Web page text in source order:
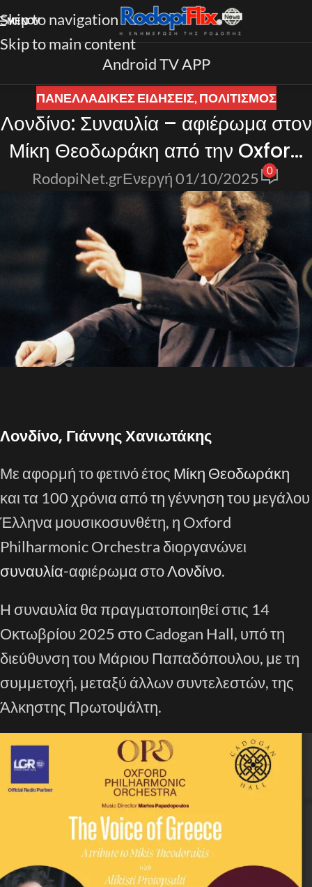
Skip to navigation
Skip to main content
ΜΕΝΟΎ
Android TV APP
ΠΑΝΕΛΛΑΔΙΚΈΣ ΕΙΔΉΣΕΙΣ,ΠΟΛΙΤΙΣΜΟΣ
Λονδίνο: Συναυλία – αφιέρωμα στον
Μίκη Θεοδωράκη από την Oxford
Philharmonic Orchestra
RodopiNet.grΕνεργή 01/10/2025 0
Λονδίνο, Γιάννης Χανιωτάκης
Με αφορμή το φετινό έτος Μίκη Θεοδωράκη
και τα 100 χρόνια από τη γέννηση του μεγάλου
Έλληνα μουσικοσυνθέτη, η Oxford
Philharmonic Orchestra διοργανώνει
συναυλία-αφιέρωμα στοΛονδίνο.
Η συναυλία θα πραγματοποιηθεί στις 14
Οκτωβρίου 2025 στο Cadogan Hall, υπό τη
διεύθυνση του Μάριου Παπαδόπουλου, με τη
συμμετοχή, μεταξύ άλλων συντελεστών, της
Άλκηστης Πρωτοψάλτη.